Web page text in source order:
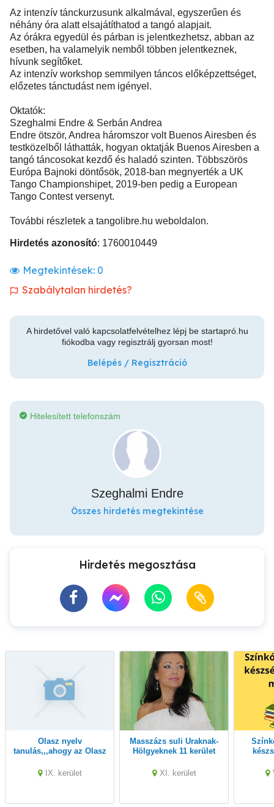
Az intenzív tánckurzusunk alkalmával, egyszerűen és
néhány óra alatt elsajátíthatod a tangó alapjait.
Az órákra egyedül és párban is jelentkezhetsz, abban az
esetben, ha valamelyik nemből többen jelentkeznek,
hívunk segítőket.
Az intenzív workshop semmilyen táncos előképzettséget,
előzetes tánctudást nem igényel.
Oktatók:
Szeghalmi Endre & Serbán Andrea
Endre ötször, Andrea háromszor volt Buenos Airesben és
testközelből láthatták, hogyan oktatják Buenos Airesben a
tangó táncosokat kezdő és haladó szinten. Többszörös
Európa Bajnoki döntősök, 2018-ban megnyerték a UK
Tango Championshipet, 2019-ben pedig a European
Tango Contest versenyt.
További részletek a tangolibre.hu weboldalon.
Hirdetés azonosító: 1760010449
Megtekintések: 0
Szabálytalan hirdetés?
A hirdetővel való kapcsolatfelvételhez lépj be startapró.hu
fiókodba vagy regisztrálj gyorsan most!
Belépés / Regisztráció
Hitelesített telefonszám
Szeghalmi Endre
Összes hirdetés megtekintése
Hirdetés megosztása
Olasz nyelv
tanulás,,,ahogy az Olasz
IX. kerület
Masszázs suli Uraknak-
Hölgyeknek 11 kerület
XI. kerület
Színkódos olvasási